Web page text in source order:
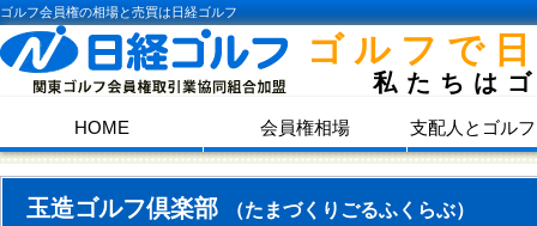
ゴルフ会員権の相場と売買は日経ゴルフ
ゴルフで
私たちは
HOME 会員権相場 支配人とゴル
玉造ゴルフ倶楽部 （たまづくりごるふくらぶ）